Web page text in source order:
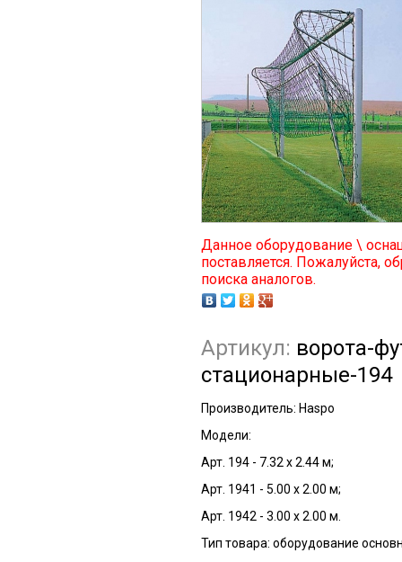
Данное оборудование \
поставляется. Пожалуйста,
поиска аналогов.
Артикул: ворота-
стационарные-194
Производитель: Haspo
Модели:
Арт. 194 - 7.32 х 2.44 м;
Арт. 1941 - 5.00 х 2.00 м;
Арт. 1942 - 3.00 х 2.00 м.
Тип товара: оборудование